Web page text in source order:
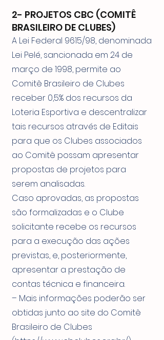
2- PROJETOS CBC (COMITÊ
BRASILEIRO DE CLUBES)
A Lei Federal 9615/98, denominada
Lei Pelé, sancionada em 24 de
março de 1998, permite ao
Comitê Brasileiro de Clubes
receber 0,5% dos recursos da
Loteria Esportiva e descentralizar
tais recursos através de Editais
para que os Clubes associados
ao Comitê possam apresentar
propostas de projetos para
serem analisadas.
Caso aprovadas, as propostas
são formalizadas e o Clube
solicitante recebe os recursos
para a execução das ações
previstas, e, posteriormente,
apresentar a prestação de
contas técnica e financeira.
– Mais informações poderão ser
obtidas junto ao site do Comitê
Brasileiro de Clubes